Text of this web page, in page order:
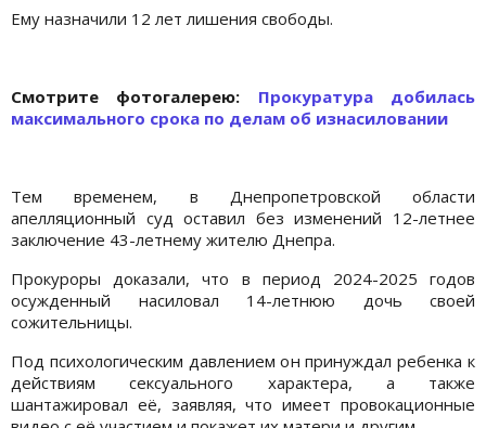
Ему назначили 12 лет лишения свободы.
Cмотрите фотогалерею: Прокуратура добилась
максимального срока по делам об изнасиловании
Тем временем, в Днепропетровской области
апелляционный суд оставил без изменений 12-летнее
заключение 43-летнему жителю Днепра.
Прокуроры доказали, что в период 2024-2025 годов
осужденный насиловал 14-летнюю дочь своей
сожительницы.
Под психологическим давлением он принуждал ребенка к
действиям сексуального характера, а также
шантажировал её, заявляя, что имеет провокационные